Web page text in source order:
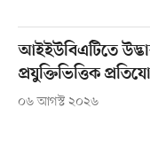
আইইউবিএটিতে
প্রযুক্তিভিত্তিক
০৬ আগস্ট ২০২৬